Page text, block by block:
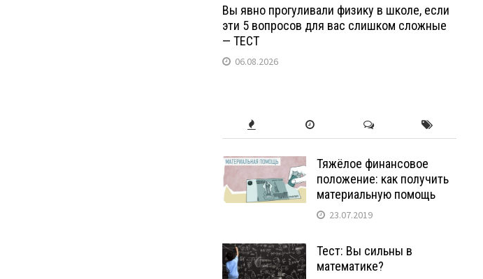
Вы явно прогуливали физику в школе, если
эти 5 вопросов для вас слишком сложные
— ТЕСТ
06.08.2026
Тяжёлое финансовое
положение: как получить
материальную помощь
23.07.2019
Тест: Вы сильны в
математике?